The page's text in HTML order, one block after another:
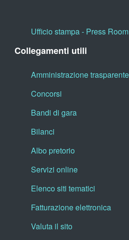
Ufficio stampa - Press Room
Collegamenti utili
Amministrazione trasparente
Concorsi
Bandi di gara
Bilanci
Albo pretorio
Servizi online
Elenco siti tematici
Fatturazione elettronica
Valuta il sito